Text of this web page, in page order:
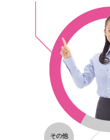
その他